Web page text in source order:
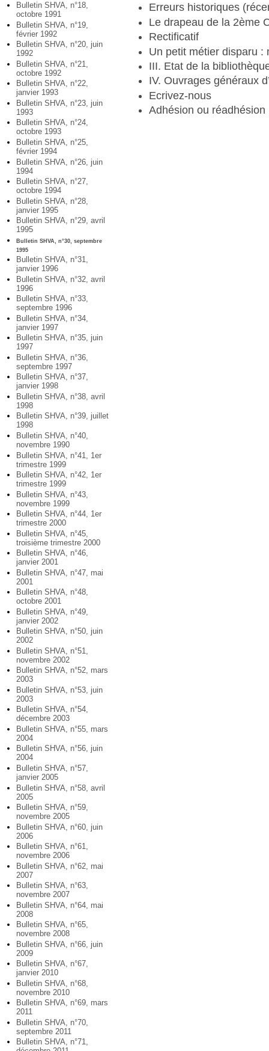
Bulletin SHVA, n°18,
octobre 1991
Bulletin SHVA, n°19,
février 1992
Bulletin SHVA, n°20, juin
1992
Bulletin SHVA, n°21,
octobre 1992
Bulletin SHVA, n°22,
janvier 1993
Bulletin SHVA, n°23, juin
1993
Bulletin SHVA, n°24,
octobre 1993
Bulletin SHVA, n°25,
février 1994
Bulletin SHVA, n°26, juin
1994
Bulletin SHVA, n°27,
octobre 1994
Bulletin SHVA, n°28,
janvier 1995
Bulletin SHVA, n°29, avril
1995
Bulletin SHVA, n°30, septembre
1995
Bulletin SHVA, n°31,
janvier 1996
Bulletin SHVA, n°32, avril
1996
Bulletin SHVA, n°33,
septembre 1996
Bulletin SHVA, n°34,
janvier 1997
Bulletin SHVA, n°35, juin
1997
Bulletin SHVA, n°36,
septembre 1997
Bulletin SHVA, n°37,
janvier 1998
Bulletin SHVA, n°38, avril
1998
Bulletin SHVA, n°39, juillet
1998
Bulletin SHVA, n°40,
novembre 1990
Bulletin SHVA, n°41, 1er
trimestre 1999
Bulletin SHVA, n°42, 1er
trimestre 1999
Bulletin SHVA, n°43,
novembre 1999
Bulletin SHVA, n°44, 1er
trimestre 2000
Bulletin SHVA, n°45,
troisième trimestre 2000
Bulletin SHVA, n°46,
janvier 2001
Bulletin SHVA, n°47, mai
2001
Bulletin SHVA, n°48,
octobre 2001
Bulletin SHVA, n°49,
janvier 2002
Bulletin SHVA, n°50, juin
2002
Bulletin SHVA, n°51,
novembre 2002
Bulletin SHVA, n°52, mars
2003
Bulletin SHVA, n°53, juin
2003
Bulletin SHVA, n°54,
décembre 2003
Bulletin SHVA, n°55, mars
2004
Bulletin SHVA, n°56, juin
2004
Bulletin SHVA, n°57,
janvier 2005
Bulletin SHVA, n°58, avril
2005
Bulletin SHVA, n°59,
novembre 2005
Bulletin SHVA, n°60, juin
2006
Bulletin SHVA, n°61,
novembre 2006
Bulletin SHVA, n°62, mai
2007
Bulletin SHVA, n°63,
novembre 2007
Bulletin SHVA, n°64, mai
2008
Bulletin SHVA, n°65,
novembre 2008
Bulletin SHVA, n°66, juin
2009
Bulletin SHVA, n°67,
janvier 2010
Bulletin SHVA, n°68,
novembre 2010
Bulletin SHVA, n°69, mars
2011
Bulletin SHVA, n°70,
septembre 2011
Bulletin SHVA, n°71,
Erreurs historiques
Le drapeau de la 2ème
Rectificatif
Un petit métier disparu :
III. Etat de la
IV. Ouvrages généraux
Ecrivez-nous
Adhésion ou réadhésion